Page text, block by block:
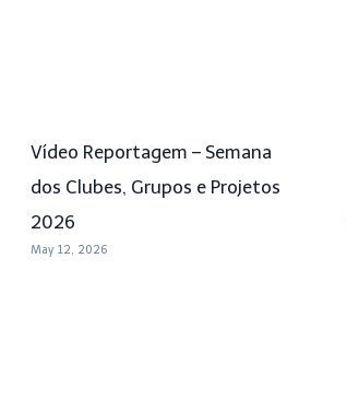
Vídeo Reportagem – Semana
dos Clubes, Grupos e Projetos
2026
May 12, 2026